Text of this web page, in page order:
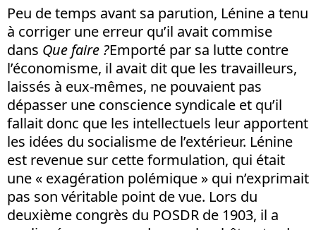
Peu de temps avant sa parution, Lénine a tenu
à corriger une erreur qu’il avait commise
dans Que faire ?Emporté par sa lutte contre
l’économisme, il avait dit que les travailleurs,
laissés à eux-mêmes, ne pouvaient pas
dépasser une conscience syndicale et qu’il
fallait donc que les intellectuels leur apportent
les idées du socialisme de l’extérieur. Lénine
est revenue sur cette formulation, qui était
une « exagération polémique » qui n’exprimait
pas son véritable point de vue. Lors du
deuxième congrès du POSDR de 1903, il a